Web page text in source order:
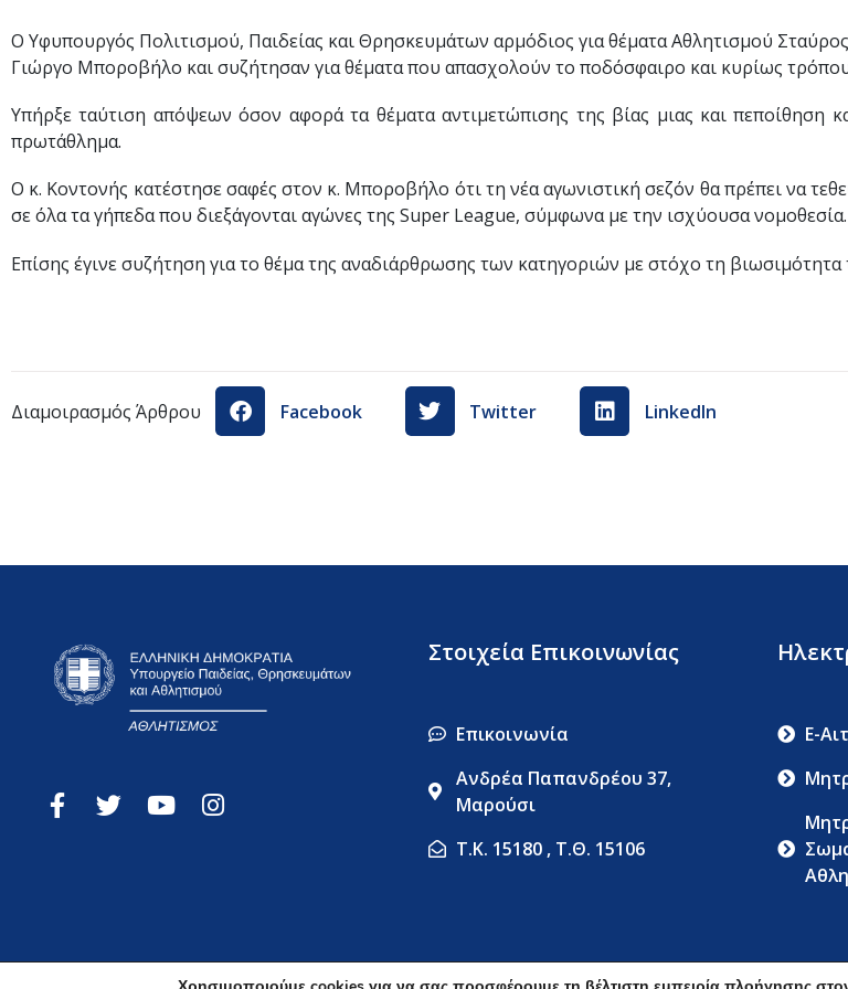
Ο Υφυπουργός Πολιτισμού, Παιδείας και Θρησκευμάτων αρμόδιος για θέματα Αθλητισμού
Γιώργο Μποροβήλο και συζήτησαν για θέματα που απασχολούν το ποδόσφαιρο και κυρίως
Υπήρξε ταύτιση απόψεων όσον αφορά τα θέματα αντιμετώπισης της βίας μιας και πεποίθηση
πρωτάθλημα.
Ο κ. Κοντονής κατέστησε σαφές στον κ. Μποροβήλο ότι τη νέα αγωνιστική σεζόν θα πρέπει να
σε όλα τα γήπεδα που διεξάγονται αγώνες της Super League, σύμφωνα με την ισχύουσα νομοθεσία.
Επίσης έγινε συζήτηση για το θέμα της αναδιάρθρωσης των κατηγοριών με στόχο τη
Διαμοιρασμός Άρθρου Facebook Twitter LinkedIn
Στοιχεία Επικοινωνίας
Επικοινωνία
Ανδρέα Παπανδρέου 37,
Μαρούσι
Τ.Κ. 15180 , Τ.Θ. 15106
E-